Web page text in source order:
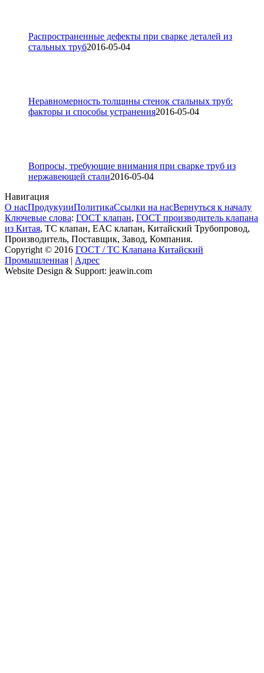
Распространенные дефекты при сварке деталей из
стальных труб2016-05-04
Неравномерность толщины стенок стальных труб:
факторы и способы устранения2016-05-04
Вопросы, требующие внимания при сварке труб из
нержавеющей стали2016-05-04
Навигация
О насПродукуииПолитикаСсылки на насВернуться к началу
Ключевые слова: ГОСТ клапан, ГОСТ производитель клапана
из Китая, ТС клапан, EAC клапан, Китайский Трубопровод,
Производитель, Поставщик, Завод, Компания.
Copyright © 2016 ГОСТ / ТС Клапана Китайский
Промышленная | Адрес
Website Design & Support: jeawin.com